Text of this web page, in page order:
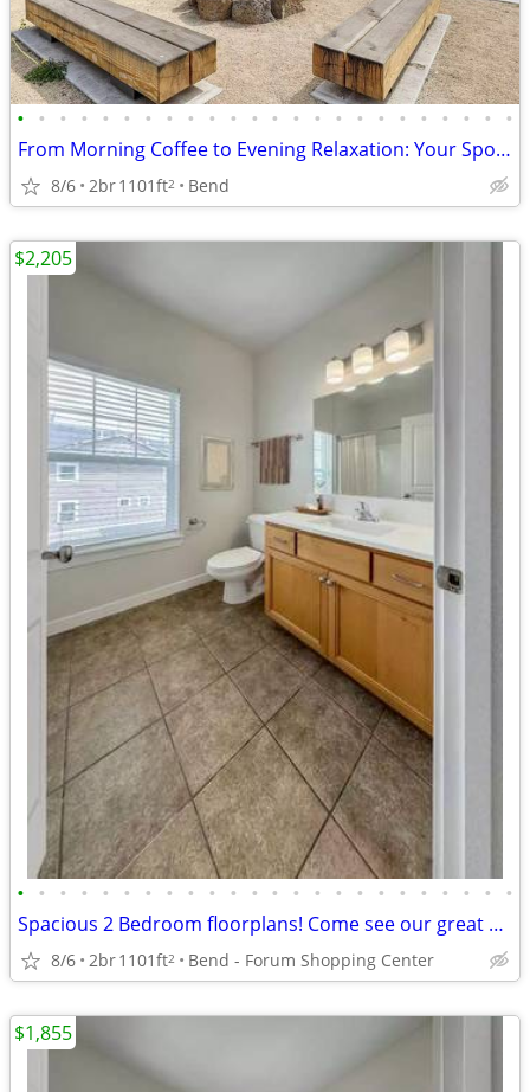
• • • • • • • • • • • • • • • • • • • • • • • •
From Morning Coffee to Evening Relaxation: Your Spot, Perfected!
8/6 2br1101ft2 Bend
• • • • • • • • • • • • • • • • • • • • • • • •
Spacious 2 Bedroom floorplans! Come see our great community!
8/6 2br1101ft2 Bend - Forum Shopping Center
$2,205
$1,855